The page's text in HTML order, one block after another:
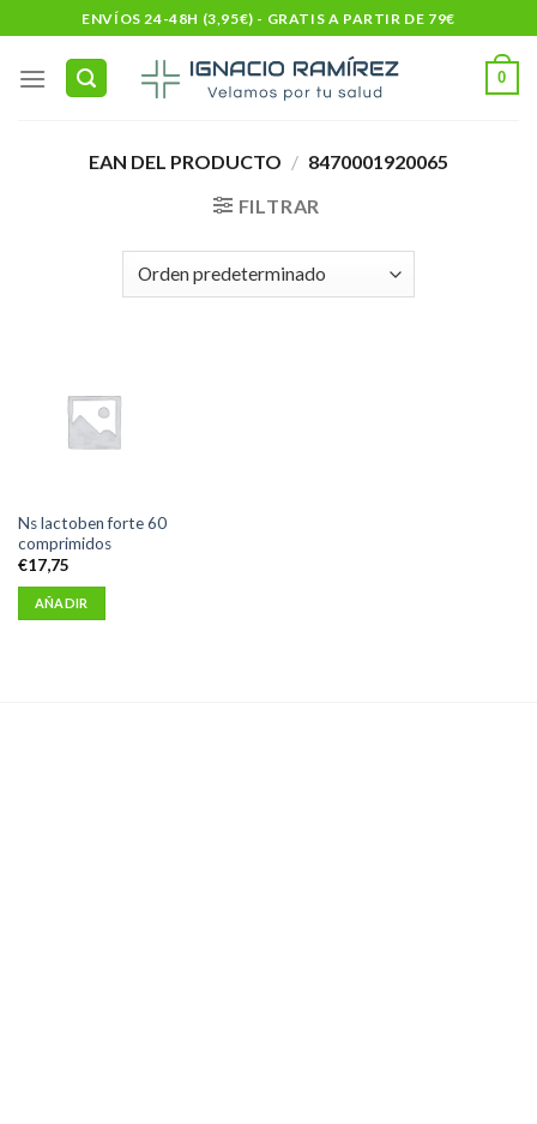
to
content
ENVÍOS 24-48H (3,95€) - GRATIS A PARTIR DE 79€
0
EAN DEL PRODUCTO / 8470001920065
FILTRAR
Ns lactoben forte 60
comprimidos
€17,75
AÑADIR